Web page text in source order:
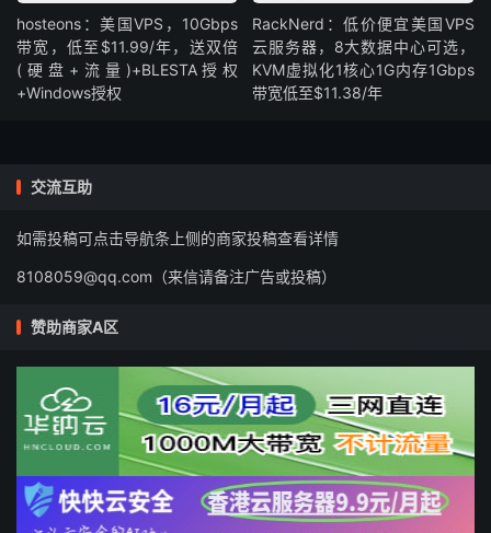
hosteons：美国VPS，10Gbps
带宽，低至$11.99/年，送双倍
(硬盘+流量)+BLESTA授权
+Windows授权
RackNerd：低价便宜美国VPS
云服务器，8大数据中心可选，
KVM虚拟化1核心1G内存1Gbps
带宽低至$11.38/年
交流互助
如需投稿可点击导航条上侧的商家投稿查看详情
8108059@qq.com（来信请备注广告或投稿）
赞助商家A区